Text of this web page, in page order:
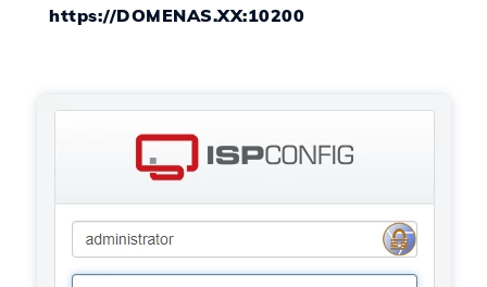
https://DOMENAS.XX:10200